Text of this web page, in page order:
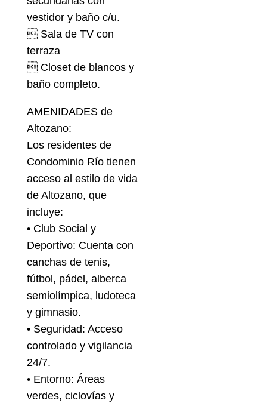
vestidor y baño c/u.
 Sala de TV con
terraza
 Closet de blancos y
baño completo.
AMENIDADES de
Altozano:
Los residentes de
Condominio Río tienen
acceso al estilo de vida
de Altozano, que
incluye:
• Club Social y
Deportivo: Cuenta con
canchas de tenis,
fútbol, pádel, alberca
semiolímpica, ludoteca
y gimnasio.
• Seguridad: Acceso
controlado y vigilancia
24/7.
• Entorno: Áreas
verdes, ciclovías y